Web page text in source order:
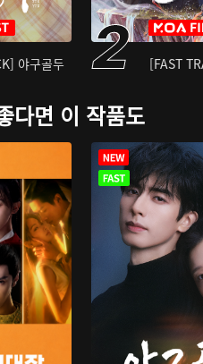
야구골두 [FAST
다면 이 작품도